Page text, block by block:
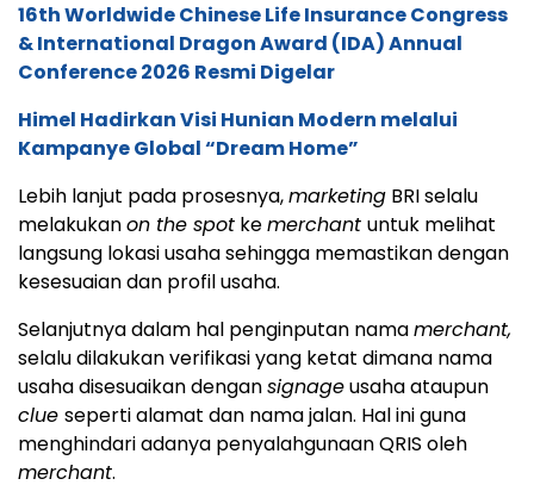
16th Worldwide Chinese Life Insurance Congress
& International Dragon Award (IDA) Annual
Conference 2026 Resmi Digelar
Himel Hadirkan Visi Hunian Modern melalui
Kampanye Global “Dream Home”
Lebih lanjut pada prosesnya,marketing BRI selalu
melakukanon the spot kemerchant untuk melihat
langsung lokasi usaha sehingga memastikan dengan
kesesuaian dan profil usaha.
Selanjutnya dalam hal penginputan namamerchant,
selalu dilakukan verifikasi yang ketat dimana nama
usaha disesuaikan dengansignageusaha ataupun
clue seperti alamat dan nama jalan. Hal ini guna
menghindari adanya penyalahgunaan QRIS oleh
merchant.